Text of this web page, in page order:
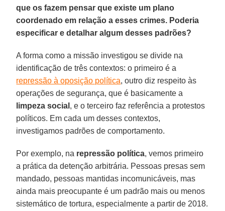
que os fazem pensar que existe um plano
coordenado em relação a esses crimes. Poderia
especificar e detalhar algum desses padrões?
A forma como a missão investigou se divide na
identificação de três contextos: o primeiro é a
repressão à oposição política, outro diz respeito às
operações de segurança, que é basicamente a
limpeza social , e o terceiro faz referência a protestos
políticos. Em cada um desses contextos,
investigamos padrões de comportamento.
Por exemplo, na repressão política, vemos primeiro
a prática da detenção arbitrária. Pessoas presas sem
mandado, pessoas mantidas incomunicáveis, mas
ainda mais preocupante é um padrão mais ou menos
sistemático de tortura, especialmente a partir de 2018.